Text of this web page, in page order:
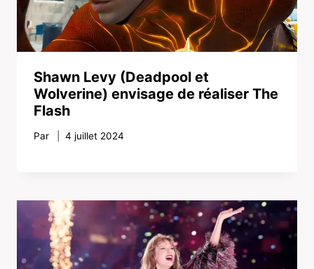
Shawn Levy (Deadpool et
Wolverine) envisage de réaliser The
Flash
Par 4 juillet 2024